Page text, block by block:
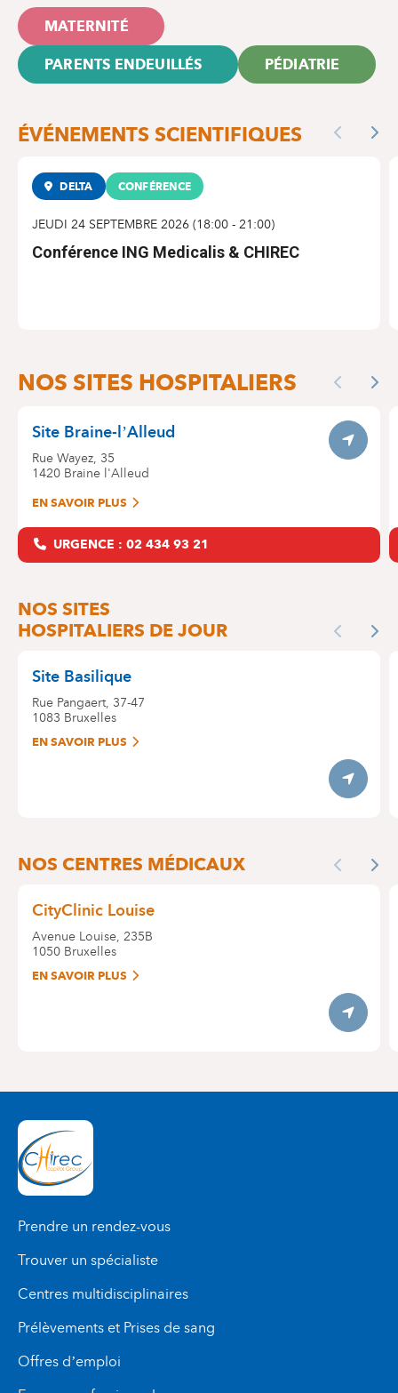
MATERNITÉ
PARENTS ENDEUILLÉS PÉDIATRIE
ÉVÉNEMENTS SCIENTIFIQUES Previous
DELTA CONFÉRENCE
JEUDI 24 SEPTEMBRE 2026 (18:00 - 21:00)
Conférence ING Medicalis & CHIREC
NOS SITES
Skip
NOS SITES HOSPITALIERS Previous
Site Braine-l’Alleud
Rue Wayez, 35
1420 Braine l'Alleud
EN SAVOIR PLUS
URGENCE : 02 434 93 21
NOS SITES
HOSPITALIERS DE JOUR
Previous
Site Basilique
Rue Pangaert, 37-47
1083 Bruxelles
EN SAVOIR PLUS
Itinerary
NOS CENTRES MÉDICAUX Previous
CityClinic Louise
Avenue Louise, 235B
1050 Bruxelles
EN SAVOIR PLUS
Itinerary
Prendre un rendez-vous
Trouver un spécialiste
Centres multidisciplinaires
Prélèvements et Prises de sang
Offres d’emploi